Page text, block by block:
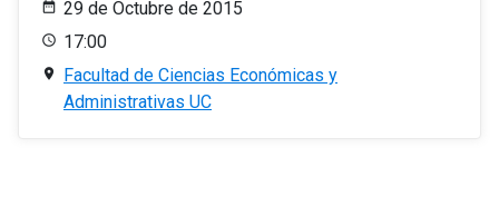
29 de Octubre de 2015
17:00
Facultad de Ciencias Económicas y
Administrativas UC